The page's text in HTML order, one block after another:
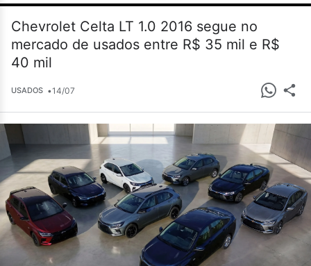
Chevrolet Celta LT 1.0 2016 segue no
mercado de usados entre R$ 35 mil e R$
40 mil
USADOS •14/07